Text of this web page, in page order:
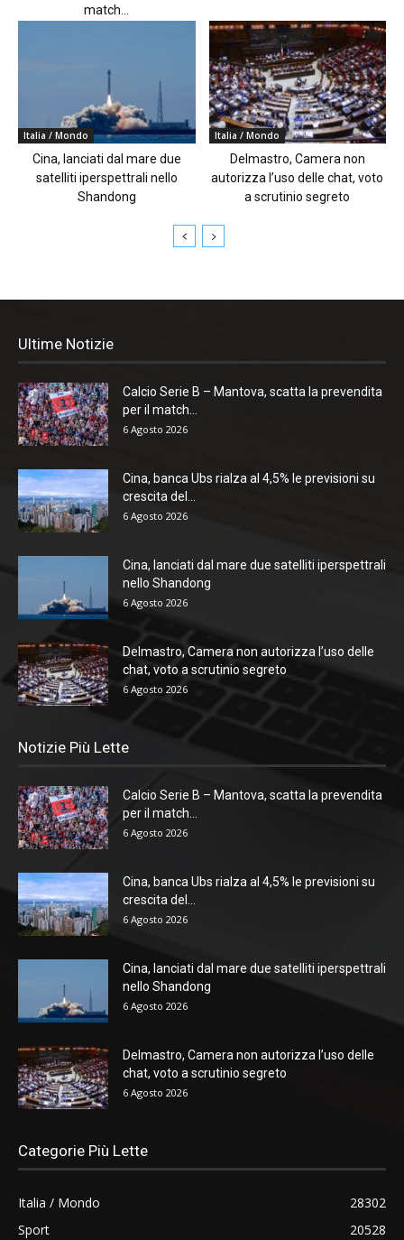
match...
Italia / Mondo
Cina, lanciati dal mare due
satelliti iperspettrali nello
Shandong
Italia / Mondo
Delmastro, Camera non
autorizza l’uso delle chat, voto
a scrutinio segreto
Ultime Notizie
Calcio Serie B – Mantova, scatta la prevendita
per il match...
6 Agosto 2026
Cina, banca Ubs rialza al 4,5% le previsioni su
crescita del...
6 Agosto 2026
Cina, lanciati dal mare due satelliti iperspettrali
nello Shandong
6 Agosto 2026
Delmastro, Camera non autorizza l’uso delle
chat, voto a scrutinio segreto
6 Agosto 2026
Notizie Più Lette
Calcio Serie B – Mantova, scatta la prevendita
per il match...
6 Agosto 2026
Cina, banca Ubs rialza al 4,5% le previsioni su
crescita del...
6 Agosto 2026
Cina, lanciati dal mare due satelliti iperspettrali
nello Shandong
6 Agosto 2026
Delmastro, Camera non autorizza l’uso delle
chat, voto a scrutinio segreto
6 Agosto 2026
Categorie Più Lette
Italia / Mondo
28302
Sport
20528